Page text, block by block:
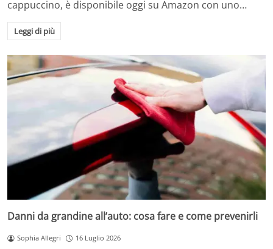
cappuccino, è disponibile oggi su Amazon con uno…
Leggi di più
Danni da grandine all’auto: cosa fare e come prevenirli
Sophia Allegri 16 Luglio 2026